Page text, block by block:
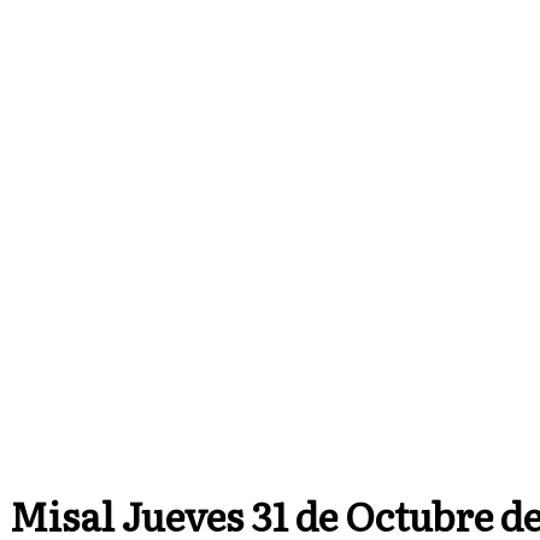
Misal Jueves 31 de Octubre